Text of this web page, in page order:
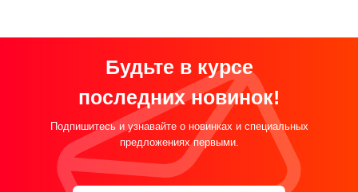
Будьте в курсе
последних новинок!
Подпишитесь и узнавайте о новинках и специальных
предложениях первыми.